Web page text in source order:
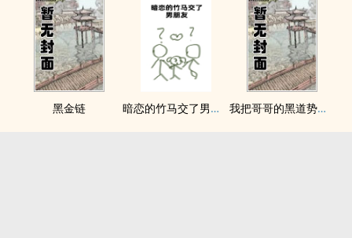
黑金链 暗恋的竹马交了男朋友（bg，弯掰直，1v2） 我把哥哥的黑道势力睡了